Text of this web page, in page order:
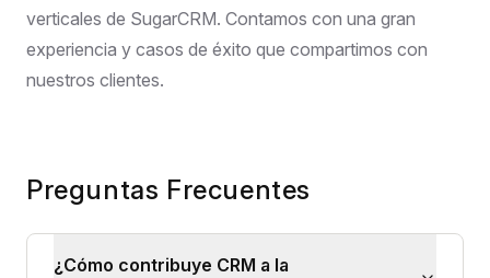
verticales de SugarCRM. Contamos con una gran
experiencia y casos de éxito que compartimos con
nuestros clientes.
Preguntas Frecuentes
¿Cómo contribuye CRM a la